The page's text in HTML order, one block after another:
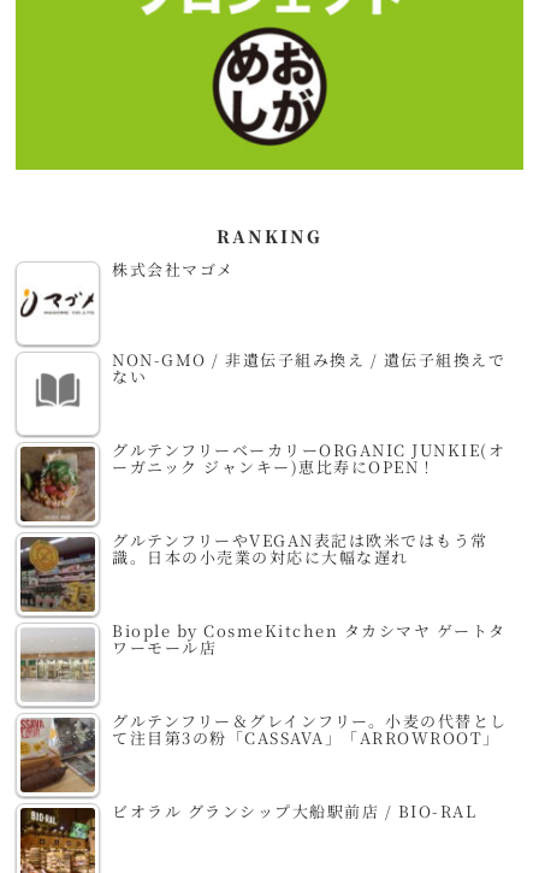
RANKING
株式会社マゴメ
NON-GMO / 非遺伝子組み換え / 遺伝子組換えで
ない
グルテンフリーベーカリーORGANIC JUNKIE(オ
ーガニック ジャンキー)恵比寿にOPEN！
グルテンフリーやVEGAN表記は欧米ではもう常
識。日本の小売業の対応に大幅な遅れ
Biople by CosmeKitchen タカシマヤ ゲートタ
ワーモール店
グルテンフリー＆グレインフリー。小麦の代替とし
て注目第3の粉「CASSAVA」「ARROWROOT」
ビオラル グランシップ大船駅前店 / BIO-RAL